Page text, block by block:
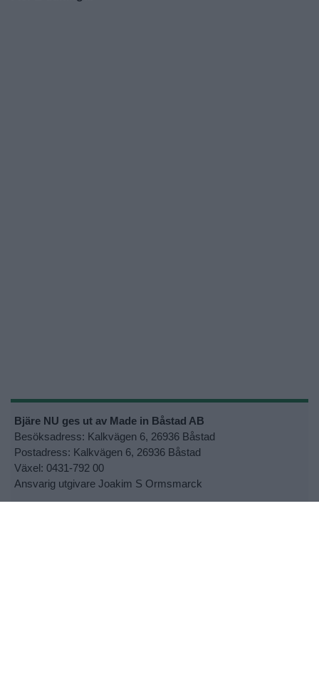
Bjäre NU ges ut av Made in Båstad AB
Besöksadress: Kalkvägen 6, 26936 Båstad
Postadress: Kalkvägen 6, 26936 Båstad
Växel: 0431-792 00
Ansvarig utgivare Joakim S Ormsmarck